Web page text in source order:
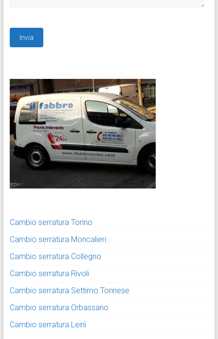
Cambio serratura Torino
Cambio serratura Moncalieri
Cambio serratura Collegno
Cambio serratura Rivoli
Cambio serratura Settimo Torinese
Cambio serratura Orbassano
Cambio serratura Leinì